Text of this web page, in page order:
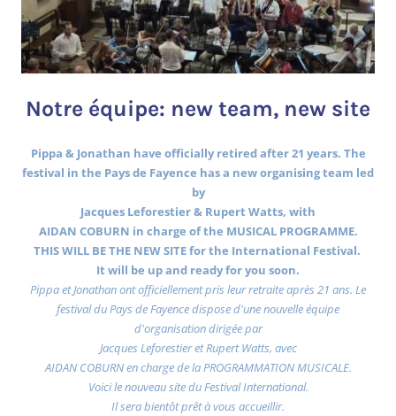
Notre équipe: new team, new site
Pippa & Jonathan have officially retired after 21 years. The
festival in the Pays de Fayence has a new organising team led
by
Jacques Leforestier & Rupert Watts, with
AIDAN COBURN in charge of the MUSICAL PROGRAMME.
THIS WILL BE THE NEW SITE for the International Festival.
It will be up and ready for you soon.
Pippa et Jonathan ont officiellement pris leur retraite après 21 ans. Le
festival du Pays de Fayence dispose d'une nouvelle équipe
d'organisation dirigée par
Jacques Leforestier et Rupert Watts, avec
AIDAN COBURN en charge de la PROGRAMMATION MUSICALE.
Voici le nouveau site du Festival International.
Il sera bientôt prêt à vous accueillir.